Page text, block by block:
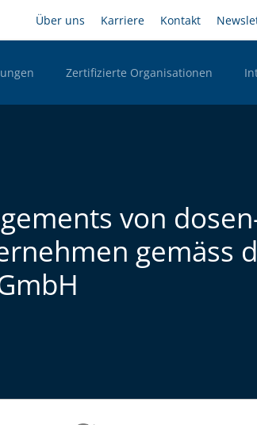
zum
Inhalt
Headernavigation
Über uns Karriere Kontakt
Zertifizierte Organisationen
von
gemäss